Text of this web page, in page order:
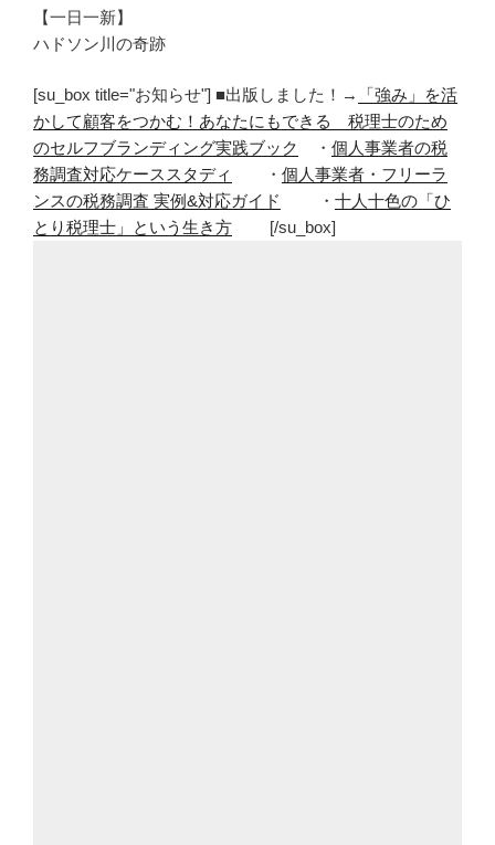
【一日一新】
ハドソン川の奇跡
[su_box title="お知らせ"] ■出版しました！→
「強み」を活
かして顧客をつかむ！あなたにもできる 税理士のため
のセルフブランディング実践ブック
・ 個人事業者の税
務調査対応ケーススタディ
・ 個人事業者・フリーラ
ンスの税務調査 実例&対応ガイド
・ 十人十色の「ひ
とり税理士」という生き方 [/su_box]